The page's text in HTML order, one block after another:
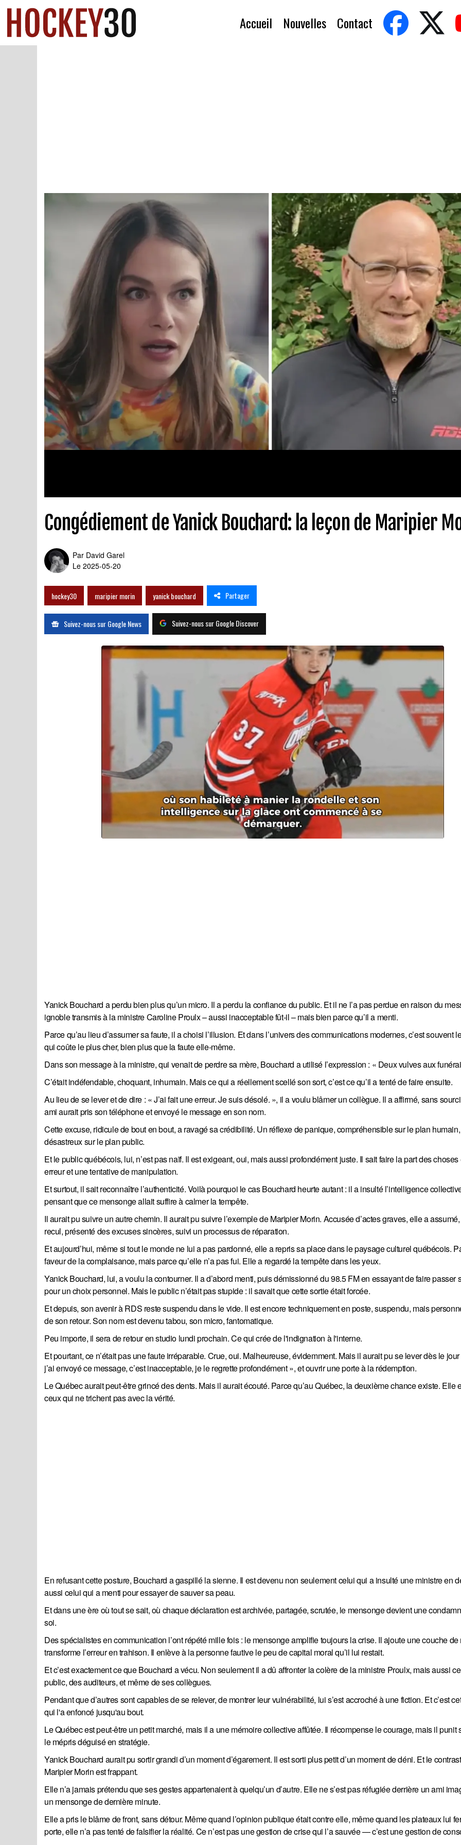
Accueil Nouvelles Contact
Congédiement de Yanick Bouchard: la leçon de Maripier
Par David Garel
Le 2025-05-20
hockey30 maripier morin yanick bouchard Partager
Suivez-nous sur Google News Suivez-nous sur Google Discover
Yanick Bouchard a perdu bien plus qu’un micro. Il a perdu la confiance du public. Et il ne l’a pas perdue en raison du
ignoble transmis à la ministre Caroline Proulx – aussi inacceptable fût-il – mais bien parce qu’il a menti.
Parce qu’au lieu d’assumer sa faute, il a choisi l’illusion. Et dans l’univers des communications modernes, c’est souvent
qui coûte le plus cher, bien plus que la faute elle-même.
Dans son message à la ministre, qui venait de perdre sa mère, Bouchard a utilisé l’expression : « Deux vulves aux
C’était indéfendable, choquant, inhumain. Mais ce qui a réellement scellé son sort, c’est ce qu’il a tenté de faire ensuite.
Au lieu de se lever et de dire : « J’ai fait une erreur. Je suis désolé. », il a voulu blâmer un collègue. Il a affirmé, sans
ami aurait pris son téléphone et envoyé le message en son nom.
Cette excuse, ridicule de bout en bout, a ravagé sa crédibilité. Un réflexe de panique, compréhensible sur le plan
désastreux sur le plan public.
Et le public québécois, lui, n’est pas naïf. Il est exigeant, oui, mais aussi profondément juste. Il sait faire la part des
erreur et une tentative de manipulation.
Et surtout, il sait reconnaître l’authenticité. Voilà pourquoi le cas Bouchard heurte autant : il a insulté l’intelligence
pensant que ce mensonge allait suffire à calmer la tempête.
Il aurait pu suivre un autre chemin. Il aurait pu suivre l’exemple de Maripier Morin. Accusée d’actes graves, elle a
recul, présenté des excuses sincères, suivi un processus de réparation.
Et aujourd’hui, même si tout le monde ne lui a pas pardonné, elle a repris sa place dans le paysage culturel québécois.
faveur de la complaisance, mais parce qu’elle n’a pas fui. Elle a regardé la tempête dans les yeux.
Yanick Bouchard, lui, a voulu la contourner. Il a d’abord menti, puis démissionné du 98.5 FM en essayant de faire passer
pour un choix personnel. Mais le public n’était pas stupide : il savait que cette sortie était forcée.
Et depuis, son avenir à RDS reste suspendu dans le vide. Il est encore techniquement en poste, suspendu, mais
de son retour. Son nom est devenu tabou, son micro, fantomatique.
Peu importe, il sera de retour en studio lundi prochain. Ce qui crée de l'indignation à l'interne.
Et pourtant, ce n’était pas une faute irréparable. Crue, oui. Malheureuse, évidemment. Mais il aurait pu se lever dès le
j’ai envoyé ce message, c’est inacceptable, je le regrette profondément », et ouvrir une porte à la rédemption.
Le Québec aurait peut-être grincé des dents. Mais il aurait écouté. Parce qu’au Québec, la deuxième chance existe. Elle
ceux qui ne trichent pas avec la vérité.
En refusant cette posture, Bouchard a gaspillé la sienne. Il est devenu non seulement celui qui a insulté une ministre en
aussi celui qui a menti pour essayer de sauver sa peau.
Et dans une ère où tout se sait, où chaque déclaration est archivée, partagée, scrutée, le mensonge devient une
soi.
Des spécialistes en communication l’ont répété mille fois : le mensonge amplifie toujours la crise. Il ajoute une couche de
transforme l’erreur en trahison. Il enlève à la personne fautive le peu de capital moral qu’il lui restait.
Et c’est exactement ce que Bouchard a vécu. Non seulement il a dû affronter la colère de la ministre Proulx, mais aussi
public, des auditeurs, et même de ses collègues.
Pendant que d’autres sont capables de se relever, de montrer leur vulnérabilité, lui s’est accroché à une fiction. Et c’est
qui l'a enfoncé jusqu'au bout.
Le Québec est peut-être un petit marché, mais il a une mémoire collective affûtée. Il récompense le courage, mais il punit
le mépris déguisé en stratégie.
Yanick Bouchard aurait pu sortir grandi d’un moment d’égarement. Il est sorti plus petit d’un moment de déni. Et le
Maripier Morin est frappant.
Elle n’a jamais prétendu que ses gestes appartenaient à quelqu’un d’autre. Elle ne s’est pas réfugiée derrière un ami
un mensonge de dernière minute.
Elle a pris le blâme de front, sans détour. Même quand l’opinion publique était contre elle, même quand les plateaux lui
porte, elle n’a pas tenté de falsifier la réalité. Ce n’est pas une gestion de crise qui l’a sauvée — c’est une gestion de